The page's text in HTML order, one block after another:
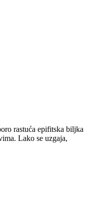
rastuća epifitska biljka
Lako se uzgaja,